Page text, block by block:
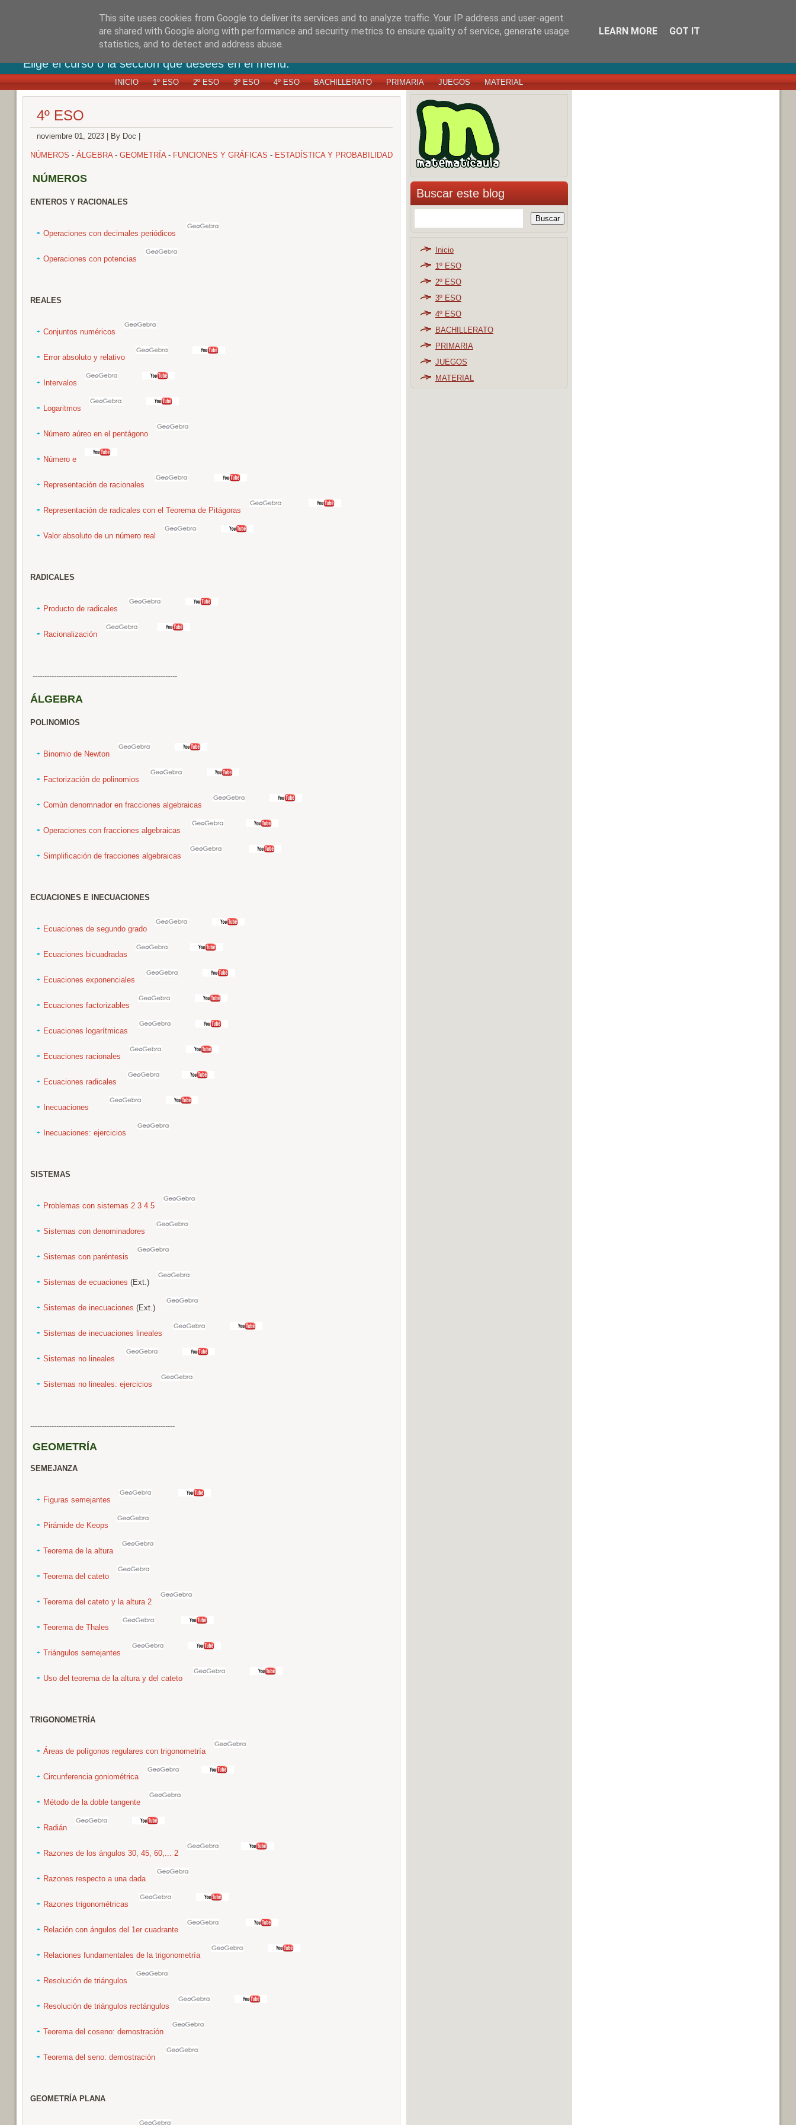
MATEMATICAULA
Elige el curso o la sección que desees en el menú.
INICIO 1º ESO 2º ESO 3º ESO 4º ESO BACHILLERATO PRIMARIA JUEGOS MATERIAL
4º ESO
noviembre 01, 2023| By Doc
NÚMEROS - ÁLGEBRA- GEOMETRÍA- FUNCIONES Y GRÁFICAS - ESTADÍSTICA Y PROBABILIDAD
NÚMEROS
ENTEROS Y RACIONALES
Operaciones con decimales periódicos
Operaciones con potencias
REALES
Conjuntos numéricos
Error absoluto y relativo
Intervalos
Logaritmos
Número aúreo en el pentágono
Número e
Representación de racionales
Representación de radicales con el Teorema de Pitágoras
Valor absoluto de un número real
RADICALES
Producto de radicales
Racionalización
-------------------------------------------------------------
ÁLGEBRA
POLINOMIOS
Binomio de Newton
Factorización de polinomios
Común denomnador en fracciones algebraicas
Operaciones con fracciones algebraicas
Simplificación de fracciones algebraicas
ECUACIONES E INECUACIONES
Ecuaciones de segundo grado
Ecuaciones bicuadradas
Ecuaciones exponenciales
Ecuaciones factorizables
Ecuaciones logarítmicas
Ecuaciones racionales
Ecuaciones radicales
Inecuaciones
Inecuaciones: ejercicios
SISTEMAS
Problemas con sistemas 2 3 4 5
Sistemas con denominadores
Sistemas con paréntesis
Sistemas de ecuaciones (Ext.)
Sistemas de inecuaciones (Ext.)
Sistemas de inecuaciones lineales
Sistemas no lineales
Sistemas no lineales: ejercicios
-------------------------------------------------------------
GEOMETRÍA
SEMEJANZA
Figuras semejantes
Pirámide de Keops
Teorema de la altura
Teorema del cateto
Teorema del cateto y la altura 2
Teorema de Thales
Triángulos semejantes
Uso del teorema de la altura y del cateto
TRIGONOMETRÍA
Áreas de polígonos regulares con trigonometría
Circunferencia goniométrica
Método de la doble tangente
Radián
Razones de los ángulos 30, 45, 60,... 2
Razones respecto a una dada
Razones trigonométricas
Relación con ángulos del 1er cuadrante
Relaciones fundamentales de la trigonometría
Resolución de triángulos
Resolución de triángulos rectángulos
Teorema del coseno: demostración
Teorema del seno: demostración
GEOMETRÍA PLANA
Buscar este blog
Inicio
1º ESO
2º ESO
3º ESO
4º ESO
BACHILLERATO
PRIMARIA
JUEGOS
MATERIAL
This site uses cookies from Google to deliver its services and to analyze traffic. Your IP address and user-agent
are shared with Google along with performance and security metrics to ensure quality of service, generate usage
statistics, and to detect and address abuse.
LEARN MORE GOT IT